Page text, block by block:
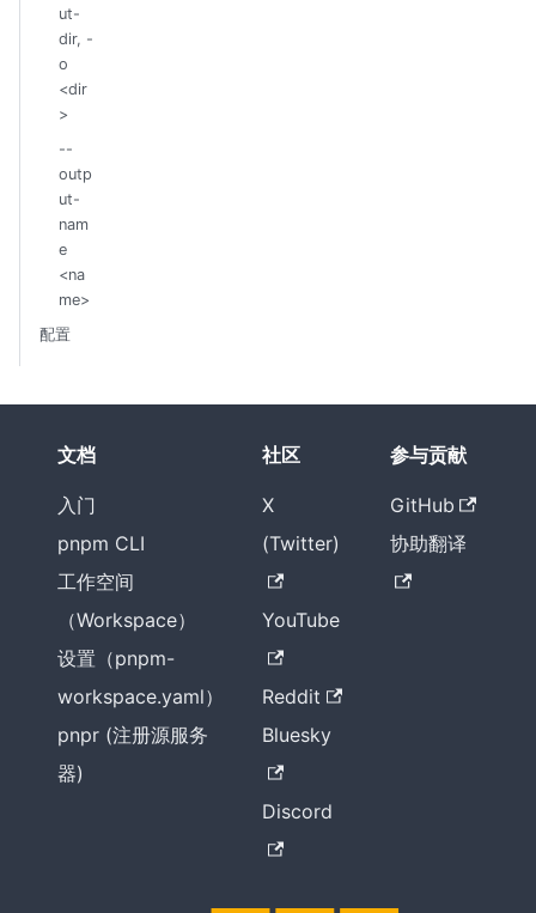
ut-
dir, -
o
<dir
>
--
outp
ut-
nam
e
<na
me>
配置
文档
入门
pnpm CLI
工作空间
（Workspace）
设置（pnpm-
workspace.yaml）
pnpr (注册源服务
器)
社区
X
(Twitter)
YouTube
Reddit
Bluesky
Discord
参与贡献
GitHub
协助翻译